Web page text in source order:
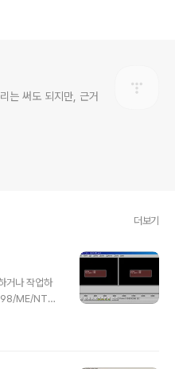
는 써도 되지만, 근거
더보기
거나 작업하
ME/NT4/
램은 어도비